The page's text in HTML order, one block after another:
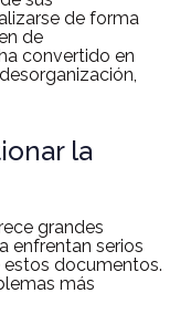
de forma
de
convertido en
la
grandes
enfrentan serios
documentos.
más